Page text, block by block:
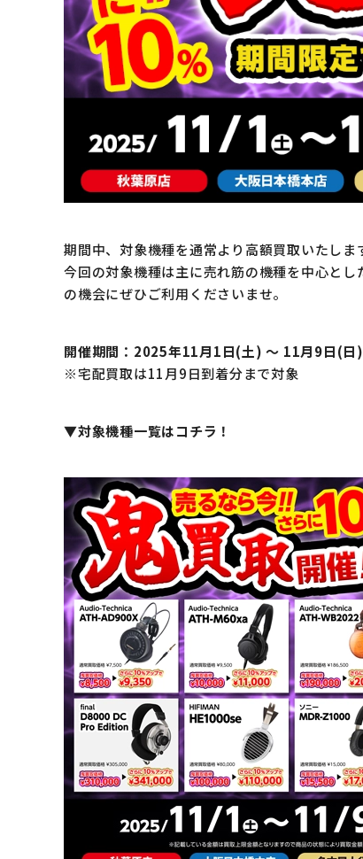
期間中、対象機種を通常より高額買取いたしま
今回の対象機種は主に売れ筋の機種を中心と
の機会にぜひご利用くださいませ。
開催期間：2025年11月1日(土) ～ 11月9日(日)
※宅配買取は11月9日到着分まで対象
▼対象機種一覧はコチラ！